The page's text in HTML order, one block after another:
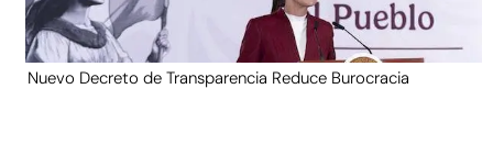
Nuevo Decreto de Transparencia Reduce Burocracia